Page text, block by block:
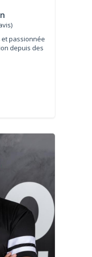
et passionnée
depuis des